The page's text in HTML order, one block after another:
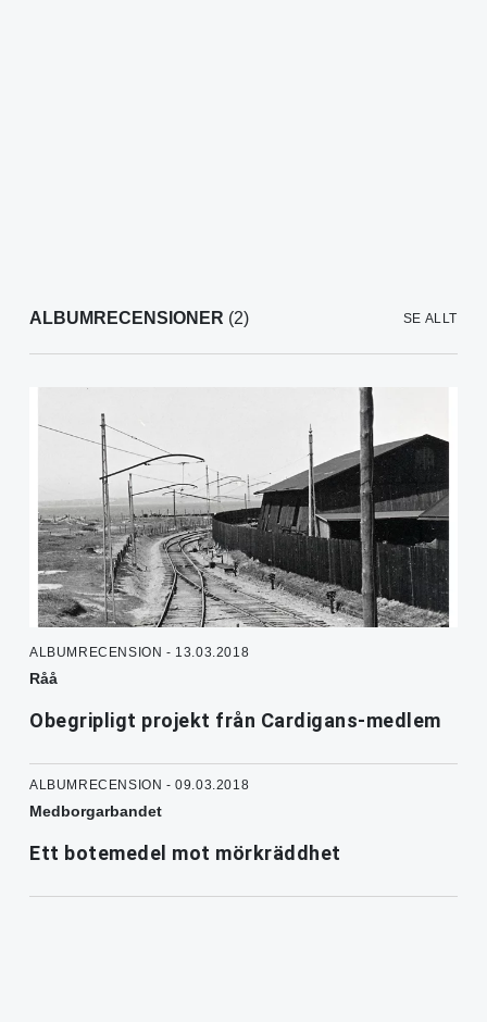
ALBUMRECENSIONER (2) SE ALLT
ALBUMRECENSION - 13.03.2018
Råå
Obegripligt projekt från Cardigans-medlem
ALBUMRECENSION - 09.03.2018
Medborgarbandet
Ett botemedel mot mörkräddhet